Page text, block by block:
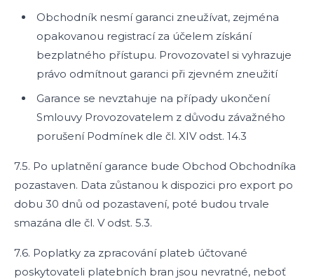
Obchodník nesmí garanci zneužívat, zejména
opakovanou registrací za účelem získání
bezplatného přístupu. Provozovatel si vyhrazuje
právo odmítnout garanci při zjevném zneužití
Garance se nevztahuje na případy ukončení
Smlouvy Provozovatelem z důvodu závažného
porušení Podmínek dle čl. XIV odst. 14.3
7.5. Po uplatnění garance bude Obchod Obchodníka
pozastaven. Data zůstanou k dispozici pro export po
dobu 30 dnů od pozastavení, poté budou trvale
smazána dle čl. V odst. 5.3.
7.6. Poplatky za zpracování plateb účtované
poskytovateli platebních bran jsou nevratné, neboť